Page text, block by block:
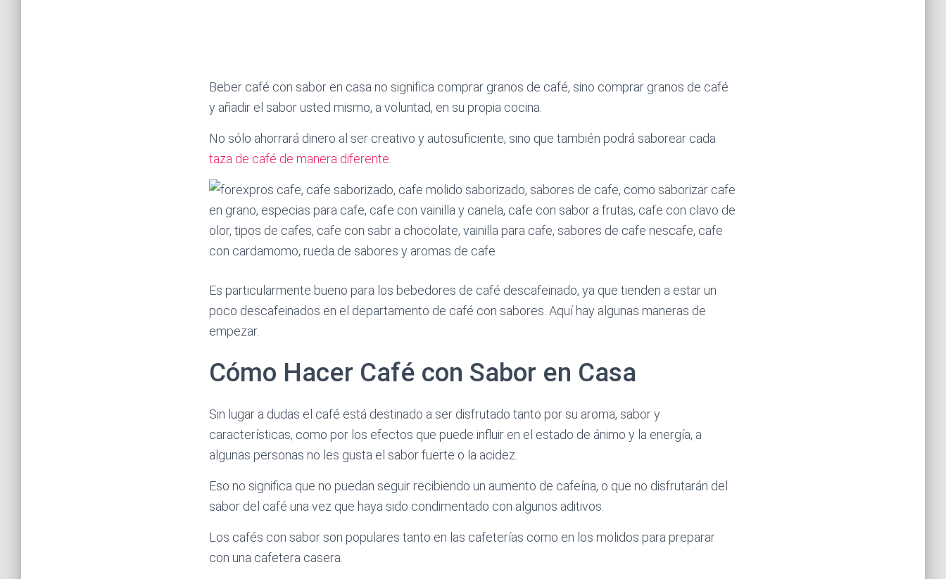
Beber café con sabor en casa no significa comprar granos de café, sino comprar granos de café
y añadir el sabor usted mismo, a voluntad, en su propia cocina.
No sólo ahorrará dinero al ser creativo y autosuficiente, sino que también podrá saborear cada
taza de café de manera diferente
Es particularmente bueno para los bebedores de café descafeinado, ya que tienden a estar un
poco descafeinados en el departamento de café con sabores. Aquí hay algunas maneras de
empezar.
Cómo Hacer Café con Sabor en Casa
Sin lugar a dudas el café está destinado a ser disfrutado tanto por su aroma, sabor y
características, como por los efectos que puede influir en el estado de ánimo y la energía, a
algunas personas no les gusta el sabor fuerte o la acidez.
Eso no significa que no puedan seguir recibiendo un aumento de cafeína, o que no disfrutarán del
sabor del café una vez que haya sido condimentado con algunos aditivos.
Los cafés con sabor son populares tanto en las cafeterías como en los molidos para preparar
con una cafetera casera.